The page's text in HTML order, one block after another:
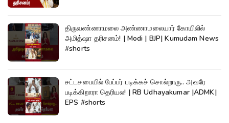
திருவண்ணாமலை அண்ணாமலையார் கோயிலில்
அமித்ஷா தரிசனம்! | Modi | BJP| Kumudam News
#shorts
சட்டசபையில் பேப்பர் படிக்கச் சொல்றாரு.. அவரே
படிக்கிறாரா தெரியல! | RB Udhayakumar |ADMK|
EPS #shorts